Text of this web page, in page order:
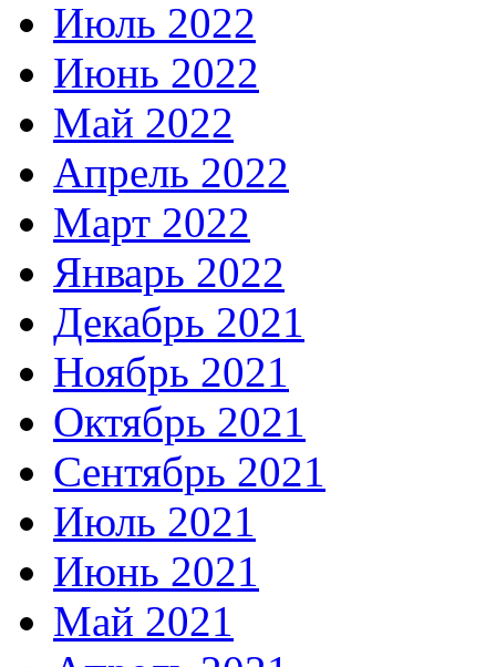
Июль 2022
Июнь 2022
Май 2022
Апрель 2022
Март 2022
Январь 2022
Декабрь 2021
Ноябрь 2021
Октябрь 2021
Сентябрь 2021
Июль 2021
Июнь 2021
Май 2021